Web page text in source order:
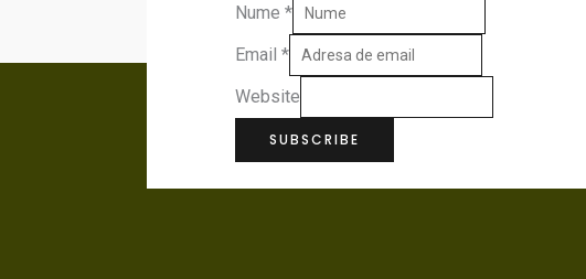
Nume *
Email *
Website
SUBSCRIBE